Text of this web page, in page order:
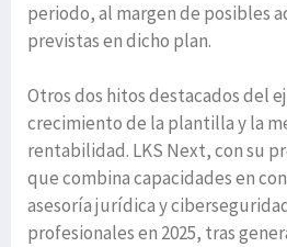
periodo, al margen de posibles
previstas en dicho plan.
Otros dos hitos destacados del
crecimiento de la plantilla y la
rentabilidad. LKS Next, con su
que combina capacidades en
asesoría jurídica y
profesionales en 2025, tras